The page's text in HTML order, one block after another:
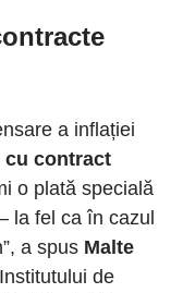
a inflației
cu contract
o plată specială
la fel ca în cazul
a spus Malte
de